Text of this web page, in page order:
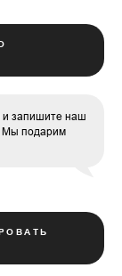
и запишите наш
. Мы подарим